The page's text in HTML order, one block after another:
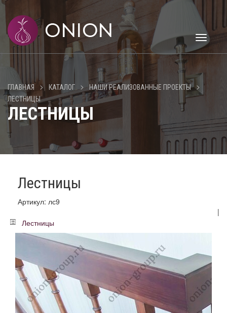
Toggle
ГЛАВНАЯ > КАТАЛОГ > НАШИ РЕАЛИЗОВАННЫЕ ПРОЕКТЫ >
ЛЕСТНИЦЫ
ЛЕСТНИЦЫ
Лестницы
Артикул: лс9
|
Лестницы